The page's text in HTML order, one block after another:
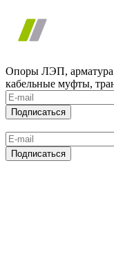
Опоры ЛЭП, арматура
кабельные муфты,